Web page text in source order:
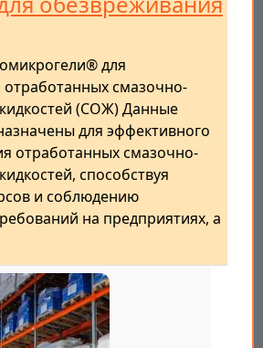
для
отработанных смазочно-
(СОЖ) Данные
для эффективного
отработанных смазочно-
способствуя
и соблюдению
на предприятиях, а